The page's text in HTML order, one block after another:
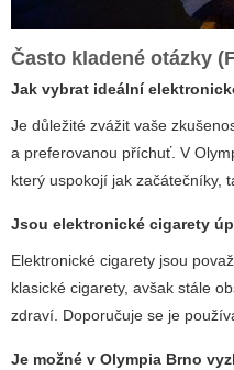
Často kladené otázky
Jak vybrat ideální
Je důležité zvážit vaše
a preferovanou příchuť. V
který uspokojí jak začátečníky,
Jsou elektronické cigarety
Elektronické cigarety jsou
klasické cigarety, avšak stále
zdraví. Doporučuje se je
Je možné v Olympia Brno